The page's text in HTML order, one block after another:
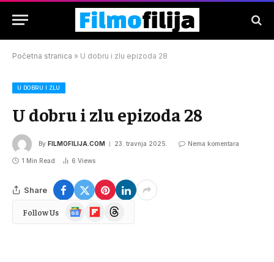
Početna stranica » U dobru i zlu epizoda 28
U DOBRU I ZLU
U dobru i zlu epizoda 28
By FILMOFILIJA.COM 23. travnja 2025. Nema komentara
1 Min Read 6 Views
Share
Follow Us
Google
News
FlipboardThreads